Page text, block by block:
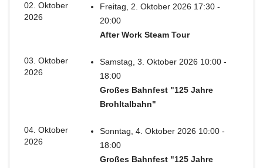
02. Oktober
2026
Freitag, 2. Oktober 2026 17:30 -
20:00
After Work Steam Tour
03. Oktober
2026
Samstag, 3. Oktober 2026 10:00 -
18:00
Großes Bahnfest "125 Jahre
Brohltalbahn"
04. Oktober
2026
Sonntag, 4. Oktober 2026 10:00 -
18:00
Großes Bahnfest "125 Jahre